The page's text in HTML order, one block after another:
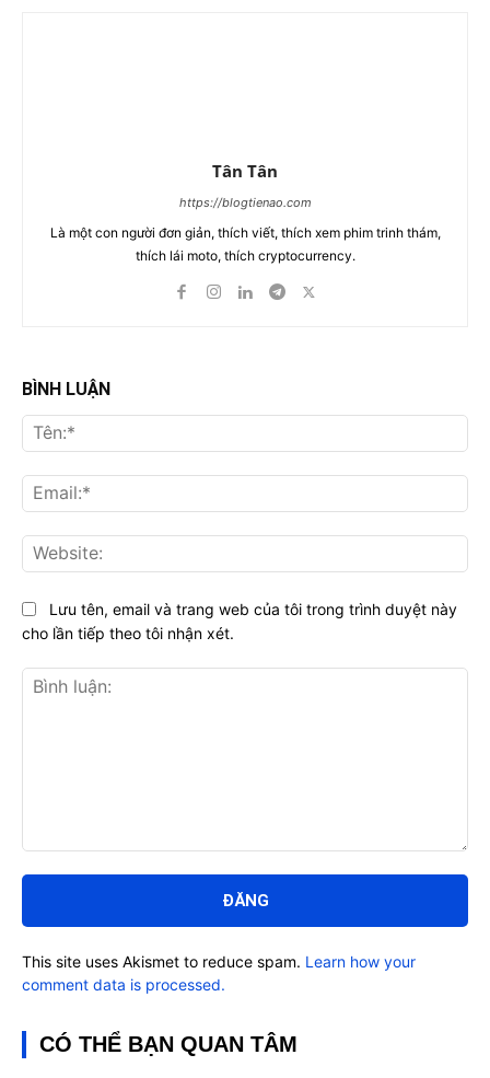
Tân Tân
https://blogtienao.com
Là một con người đơn giản, thích viết, thích xem phim trinh thám,
thích lái moto, thích cryptocurrency.
BÌNH LUẬN
luận:
Lưu tên, email và trang web của tôi trong trình duyệt này
cho lần tiếp theo tôi nhận xét.
This site uses Akismet to reduce spam. Learn how your
comment data is processed.
CÓ THỂ BẠN QUAN TÂM